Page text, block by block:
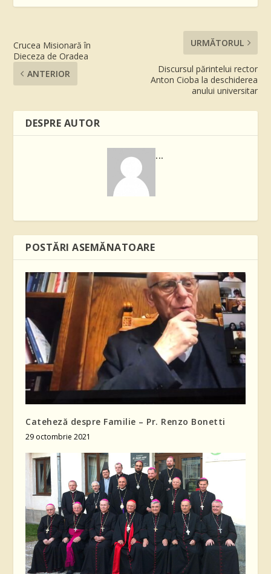
Crucea Misionară în
Dieceza de Oradea
ANTERIOR
URMĂTORUL
Discursul părintelui rector
Anton Cioba la deschiderea
anului universitar
DESPRE AUTOR
...
POSTĂRI ASEMĂNATOARE
Cateheză despre Familie – Pr. Renzo Bonetti
29 octombrie 2021